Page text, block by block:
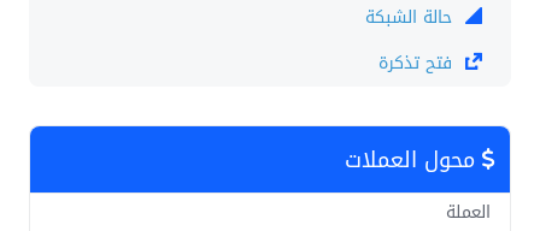
حالة الشبكة
فتح تذكرة
محول العملات
العملة